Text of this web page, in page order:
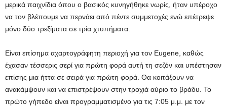
μερικά παιχνίδια όπου ο βασικός κυνηγήθηκε νωρίς, ήταν υπέροχο
να τον βλέπουμε να περνάει από πέντε συμμετοχές ενώ επέτρεψε
μόνο δύο τρεξίματα σε τρία χτυπήματα.
Είναι επίσημα αχαρτογράφητη περιοχή για τον Eugene, καθώς
έχασαν τέσσερις σερί για πρώτη φορά αυτή τη σεζόν και υπέστησαν
επίσης μια ήττα σε σειρά για πρώτη φορά. Θα κοιτάξουν να
ανακάμψουν και να επιστρέψουν στην τροχιά αύριο το βράδυ. Το
πρώτο γήπεδο είναι προγραμματισμένο για τις 7:05 μ.μ. με τον